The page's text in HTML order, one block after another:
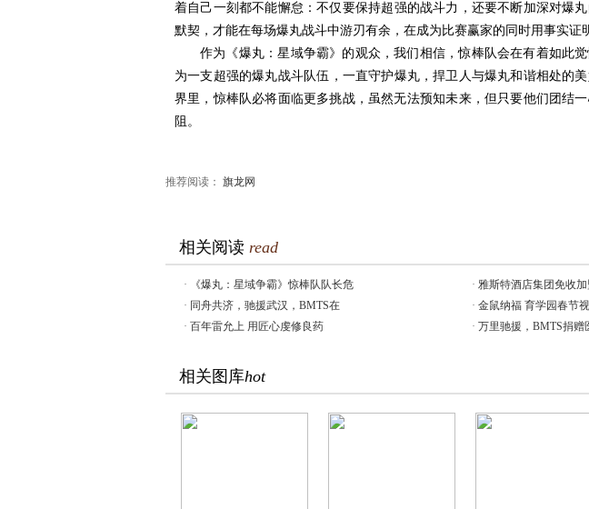
着自己一刻都不能懈怠：不仅要保持超强的战斗力，还要不断加深对爆
默契，才能在每场爆丸战斗中游刃有余， 在成为 比赛赢家的同时用事实证
作为《爆丸：星域争霸》的观众，我们相信，惊棒队会在有着如此
为一支 超强的爆丸战斗队伍，一直守护爆丸，捍卫 人与爆丸和谐相处的
界里，惊棒队必将面临更多挑战，虽然无法预知未来，但只要他们团结一
阻。
推荐阅读： 旗龙网
相关阅读 read
· 《爆丸：星域争霸》惊棒队队长危 · 雅斯特酒店集团免收
· 同舟共济，驰援武汉，BMTS在 · 金鼠纳福 育学园春节
· 百年雷允上 用匠心虔修良药 · 万里驰援，BMTS捐赠
相关图库hot